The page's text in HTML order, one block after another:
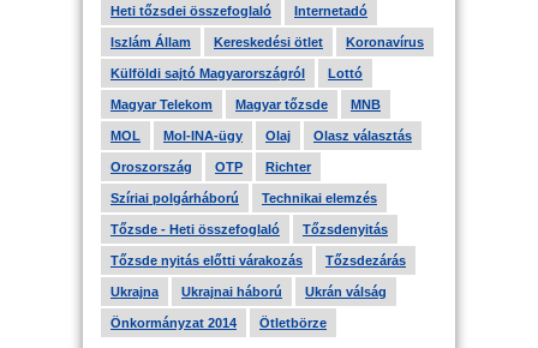
Heti tőzsdei összefoglaló Internetadó
Iszlám Állam Kereskedési ötlet Koronavírus
Külföldi sajtó Magyarországról Lottó
Magyar Telekom Magyar tőzsde MNB
MOL Mol-INA-ügy Olaj Olasz választás
Oroszország OTP Richter
Szíriai polgárháború Technikai elemzés
Tőzsde - Heti összefoglaló Tőzsdenyitás
Tőzsde nyitás előtti várakozás Tőzsdezárás
Ukrajna Ukrajnai háború Ukrán válság
Önkormányzat 2014 Ötletbörze